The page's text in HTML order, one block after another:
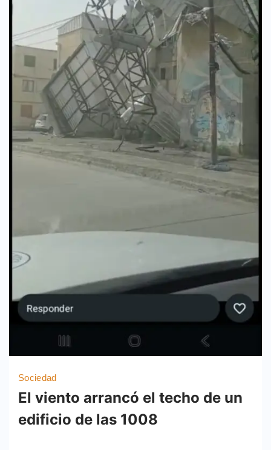
Sociedad
El viento arrancó el techo de un
edificio de las 1008